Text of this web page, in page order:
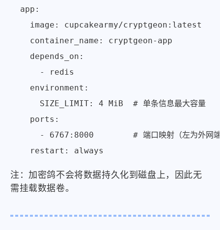
  app:
    image: cupcakearmy/cryptgeon:latest
    container_name: cryptgeon-app
    depends_on:
      - redis
    environment:
      SIZE_LIMIT: 4 MiB  # 单条信息最大容量
    ports:
- 6767:8000        # 端口映射（左为外网
注：加密鸽不会将数据持久化到磁盘上，因此无
需挂载数据卷。